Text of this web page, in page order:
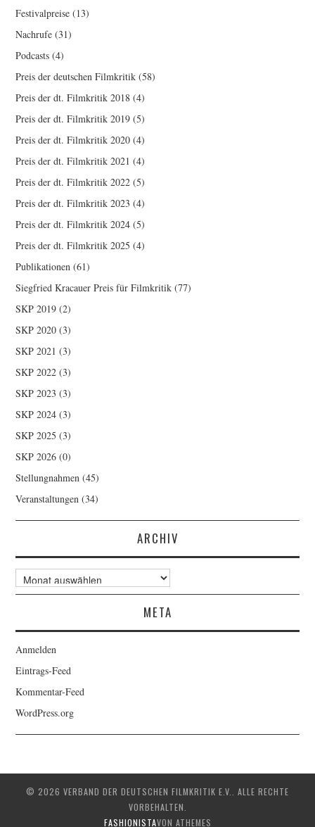
Festivalpreise (13)
Nachrufe (31)
Podcasts (4)
Preis der deutschen Filmkritik (58)
Preis der dt. Filmkritik 2018 (4)
Preis der dt. Filmkritik 2019 (5)
Preis der dt. Filmkritik 2020 (4)
Preis der dt. Filmkritik 2021 (4)
Preis der dt. Filmkritik 2022 (5)
Preis der dt. Filmkritik 2023 (4)
Preis der dt. Filmkritik 2024 (5)
Preis der dt. Filmkritik 2025 (4)
Publikationen (61)
Siegfried Kracauer Preis für Filmkritik (77)
SKP 2019 (2)
SKP 2020 (3)
SKP 2021 (3)
SKP 2022 (3)
SKP 2023 (3)
SKP 2024 (3)
SKP 2025 (3)
SKP 2026 (0)
Stellungnahmen (45)
Veranstaltungen (34)
ARCHIV
Archiv
META
Anmelden
Eintrags-Feed
Kommentar-Feed
WordPress.org
© 2026 VERBAND DER DEUTSCHEN FILMKRITIK E.V.. ALLE RECHTE
VORBEHALTEN.
FASHIONISTAVON ATHEMES